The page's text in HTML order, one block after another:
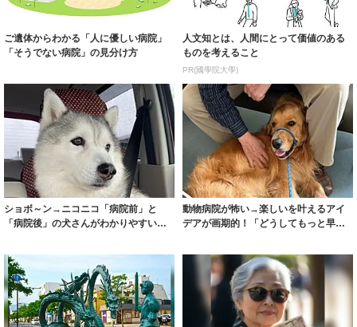
ご遺体からわかる「人に優しい病院」
「そうでない病院」の見分け方
人文知とは、人間にとって価値のある
ものを考えること
PR(國學院大學)
ショボ～ン→ニコニコ「病院前」と
「病院後」の犬さんがわかりやすい！
動物病院が怖い→楽しいを叶えるアイ
デアが画期的！「どうしてもっと早く